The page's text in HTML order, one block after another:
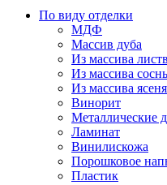
По виду отделки
МДФ
Массив дуба
Из массива
Из массива
Из массива ясеня
Винорит
Металлические
Ламинат
Винилискожа
Порошковое
Пластик